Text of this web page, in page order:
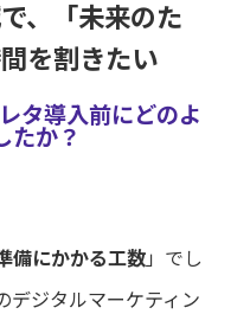
、「未来のた
を割きたい
タ導入前にどのよ
たか？
備にかかる工数 」でし
デジタルマーケティン